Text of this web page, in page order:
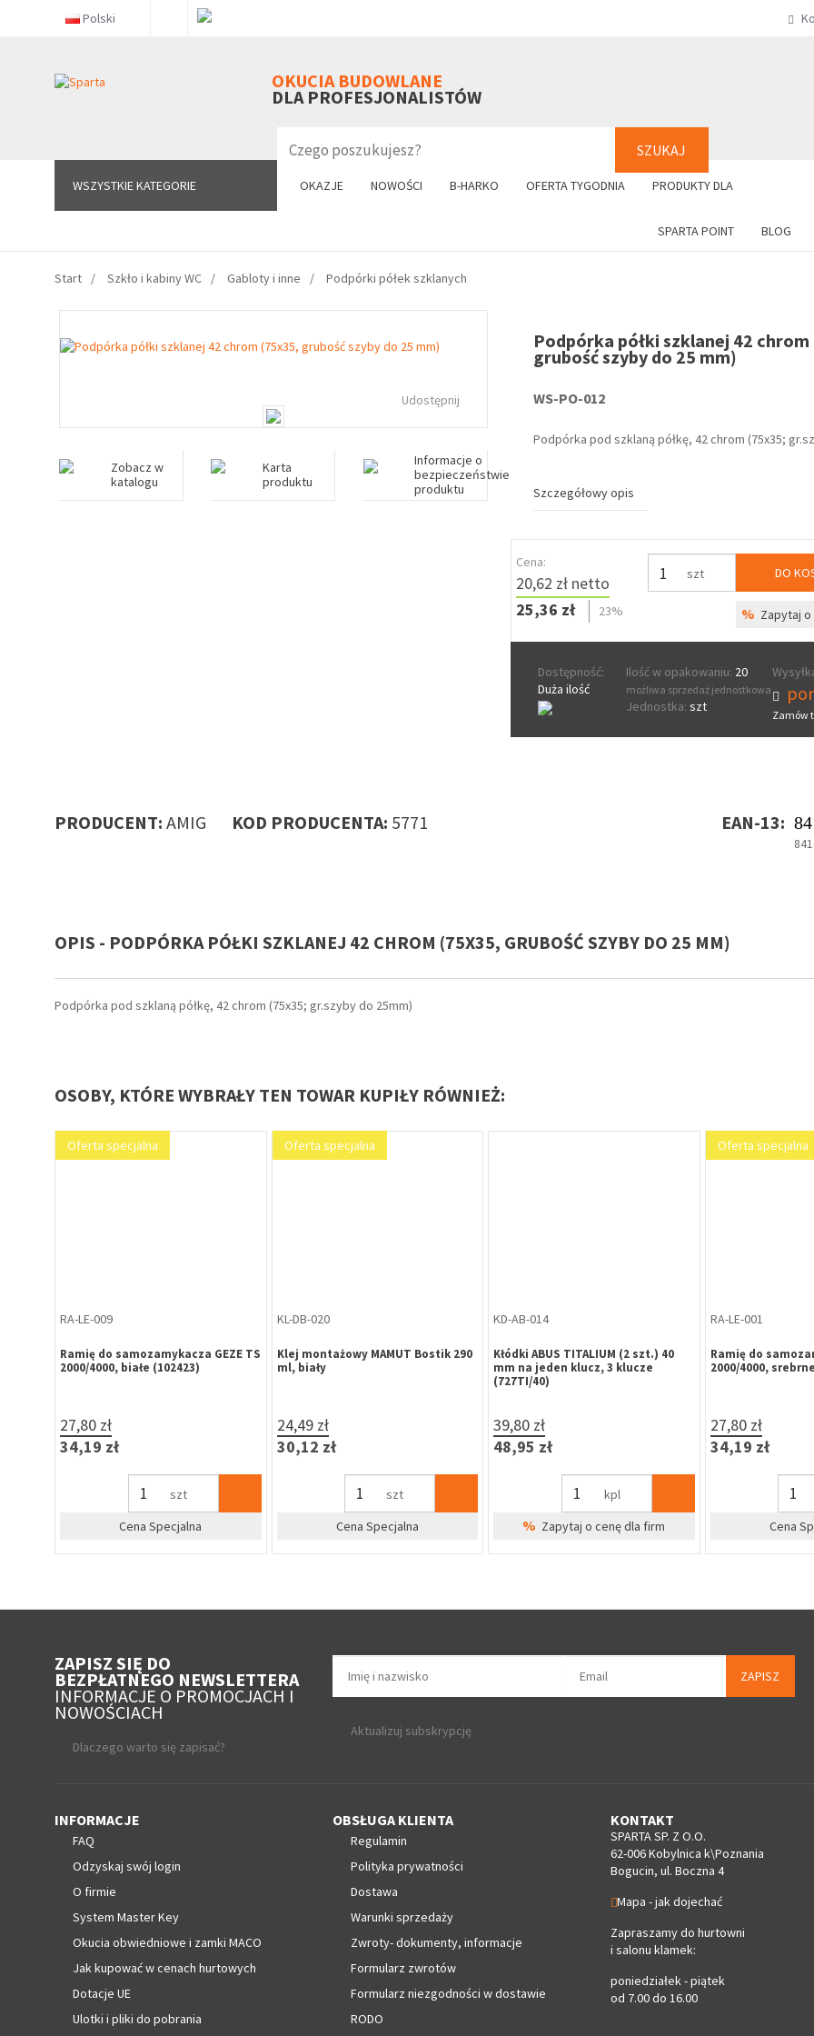
Polski
OKUCIA BUDOWLANE
DLA PROFESJONALISTÓW
SZUKAJ
WSZYSTKIE KATEGORIE OKAZJE NOWOŚCI B-HARKO OFERTA TYGODNIA PRODUKTY DLA
SPARTA POINT BLOG
WSZYSTKIE KATEGORIE +48 61
Start Szkło i kabiny WC Gabloty i inne Podpórki półek szklanych
Udostępnij
Zobacz w
katalogu
Karta
produktu
Informacje o
bezpieczeństwie
produktu
Podpórka półki szklanej 42 chrom
grubość szyby do 25 mm)
WS-PO-012
Podpórka pod szklaną półkę, 42 chrom (75x35;
Szczegółowy opis
Cena:
20,62 zł netto
25,36 zł
23%
szt DO
% Zapytaj
Dostępność:
Duża ilość
Ilość w opakowaniu: 20
możliwa sprzedaż jednostkowa
Jednostka: szt
Zamów
PRODUCENT: AMIG KOD PRODUCENTA: 5771 EAN-13:
OPIS - PODPÓRKA PÓŁKI SZKLANEJ 42 CHROM (75X35, GRUBOŚĆ SZYBY DO 25 MM)
Podpórka pod szklaną półkę, 42 chrom (75x35; gr.szyby do 25mm)
OSOBY, KTÓRE WYBRAŁY TEN TOWAR KUPIŁY RÓWNIEŻ:
Oferta specjalna
RA-LE-009
Ramię do samozamykacza GEZE TS
2000/4000, białe (102423)
27,80 zł
34,19 zł
szt
Cena Specjalna
Oferta specjalna
KL-DB-020
Klej montażowy MAMUT Bostik 290
ml, biały
24,49 zł
30,12 zł
szt
Cena Specjalna
KD-AB-014
Kłódki ABUS TITALIUM (2 szt.) 40
mm na jeden klucz, 3 klucze
(727TI/40)
39,80 zł
48,95 zł
kpl
% Zapytaj o cenę dla firm
Oferta specjalna
RA-LE-001
Ramię do
2000/4000,
27,80 zł
34,19 zł
Cena
ZAPISZ SIĘ DO
BEZPŁATNEGO NEWSLETTERA
INFORMACJE O PROMOCJACH I
NOWOŚCIACH
Dlaczego warto się zapisać?
ZAPISZ
Aktualizuj subskrypcję
INFORMACJE
FAQ
Odzyskaj swój login
O firmie
System Master Key
Okucia obwiedniowe i zamki MACO
Jak kupować w cenach hurtowych
Dotacje UE
Ulotki i pliki do pobrania
OBSŁUGA KLIENTA
Regulamin
Polityka prywatności
Dostawa
Warunki sprzedaży
Zwroty- dokumenty, informacje
Formularz zwrotów
Formularz niezgodności w dostawie
RODO
KONTAKT
SPARTA SP. Z O.O.
62-006 Kobylnica k\Poznania
Bogucin, ul. Boczna 4
Mapa - jak dojechać
Zapraszamy do hurtowni
i salonu klamek:
poniedziałek - piątek
od 7.00 do 16.00